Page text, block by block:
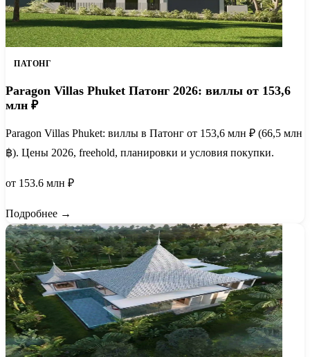
ПАТОНГ
Paragon Villas Phuket Патонг 2026: виллы от 153,6
млн ₽
Paragon Villas Phuket: виллы в Патонг от 153,6 млн ₽ (66,5 млн
฿). Цены 2026, freehold, планировки и условия покупки.
от 153.6 млн ₽
Подробнее →